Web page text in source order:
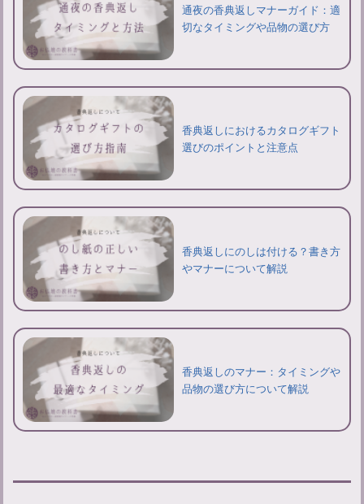
通夜の香典返しマナーガイド：適
切なタイミングや品物の選び方
香典返しにおけるカタログギフト
選びのポイントと注意点
香典返しにのしは付ける？書き方
やマナーについて解説
香典返しのマナー：タイミングや
品物の選び方について解説